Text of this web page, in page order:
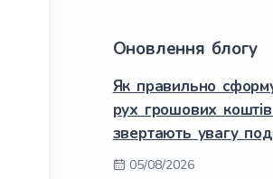
Оновлення блогу
Як правильно
рух грошових
звертають увагу
05/08/2026